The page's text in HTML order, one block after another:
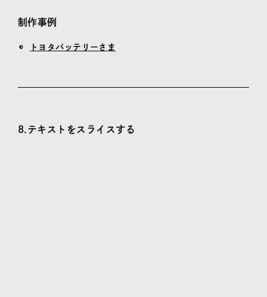
制作事例
トヨタバッテリーさま
8.テキストをスライスする